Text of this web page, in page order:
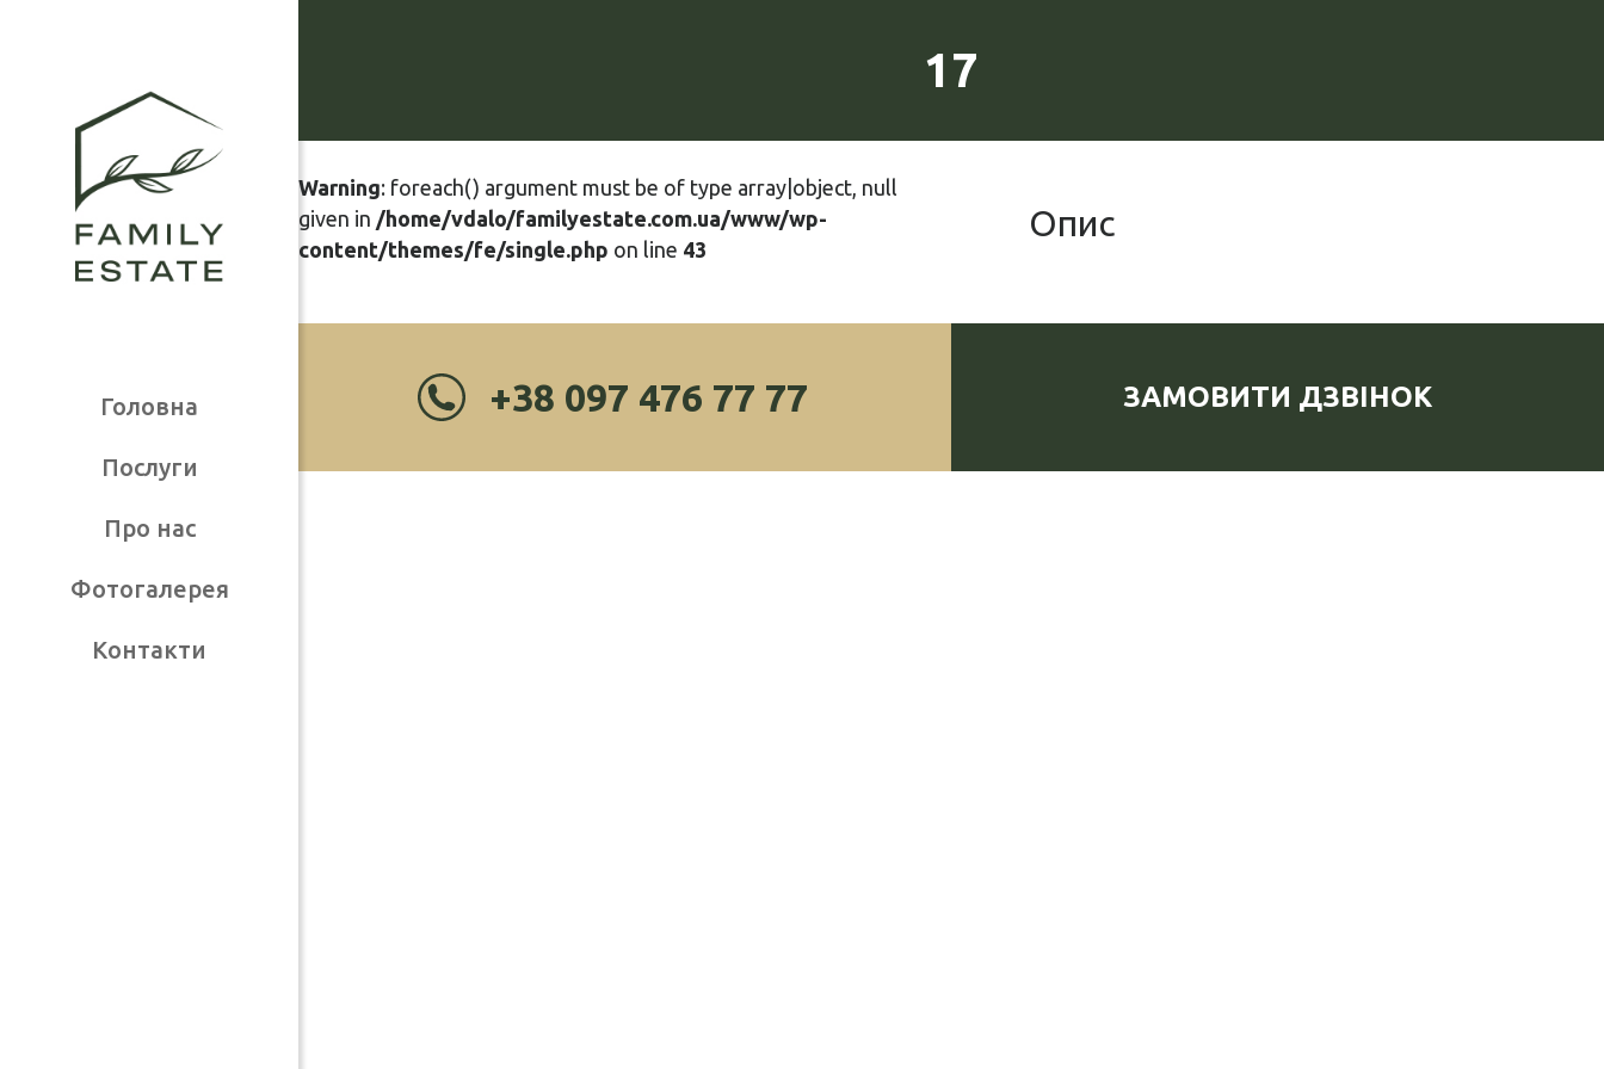
Головна
Послуги
Про нас
Фотогалерея
Контакти
17
Опис
Warning: foreach() argument must be of type array|object, null
given in /home/vdalo/familyestate.com.ua/www/wp-
content/themes/fe/single.php on line 43
+38 097 476 77 77 ЗАМОВИТИ ДЗВІНОК